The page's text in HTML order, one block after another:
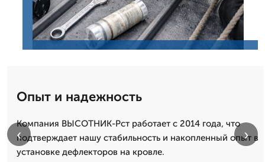
Опыт и надежность
Компания ВЫСОТНИК-Рст работает с 2014 года, что
подтверждает нашу стабильность и накопленный опыт в
установке дефлекторов на кровле.
‹ ›